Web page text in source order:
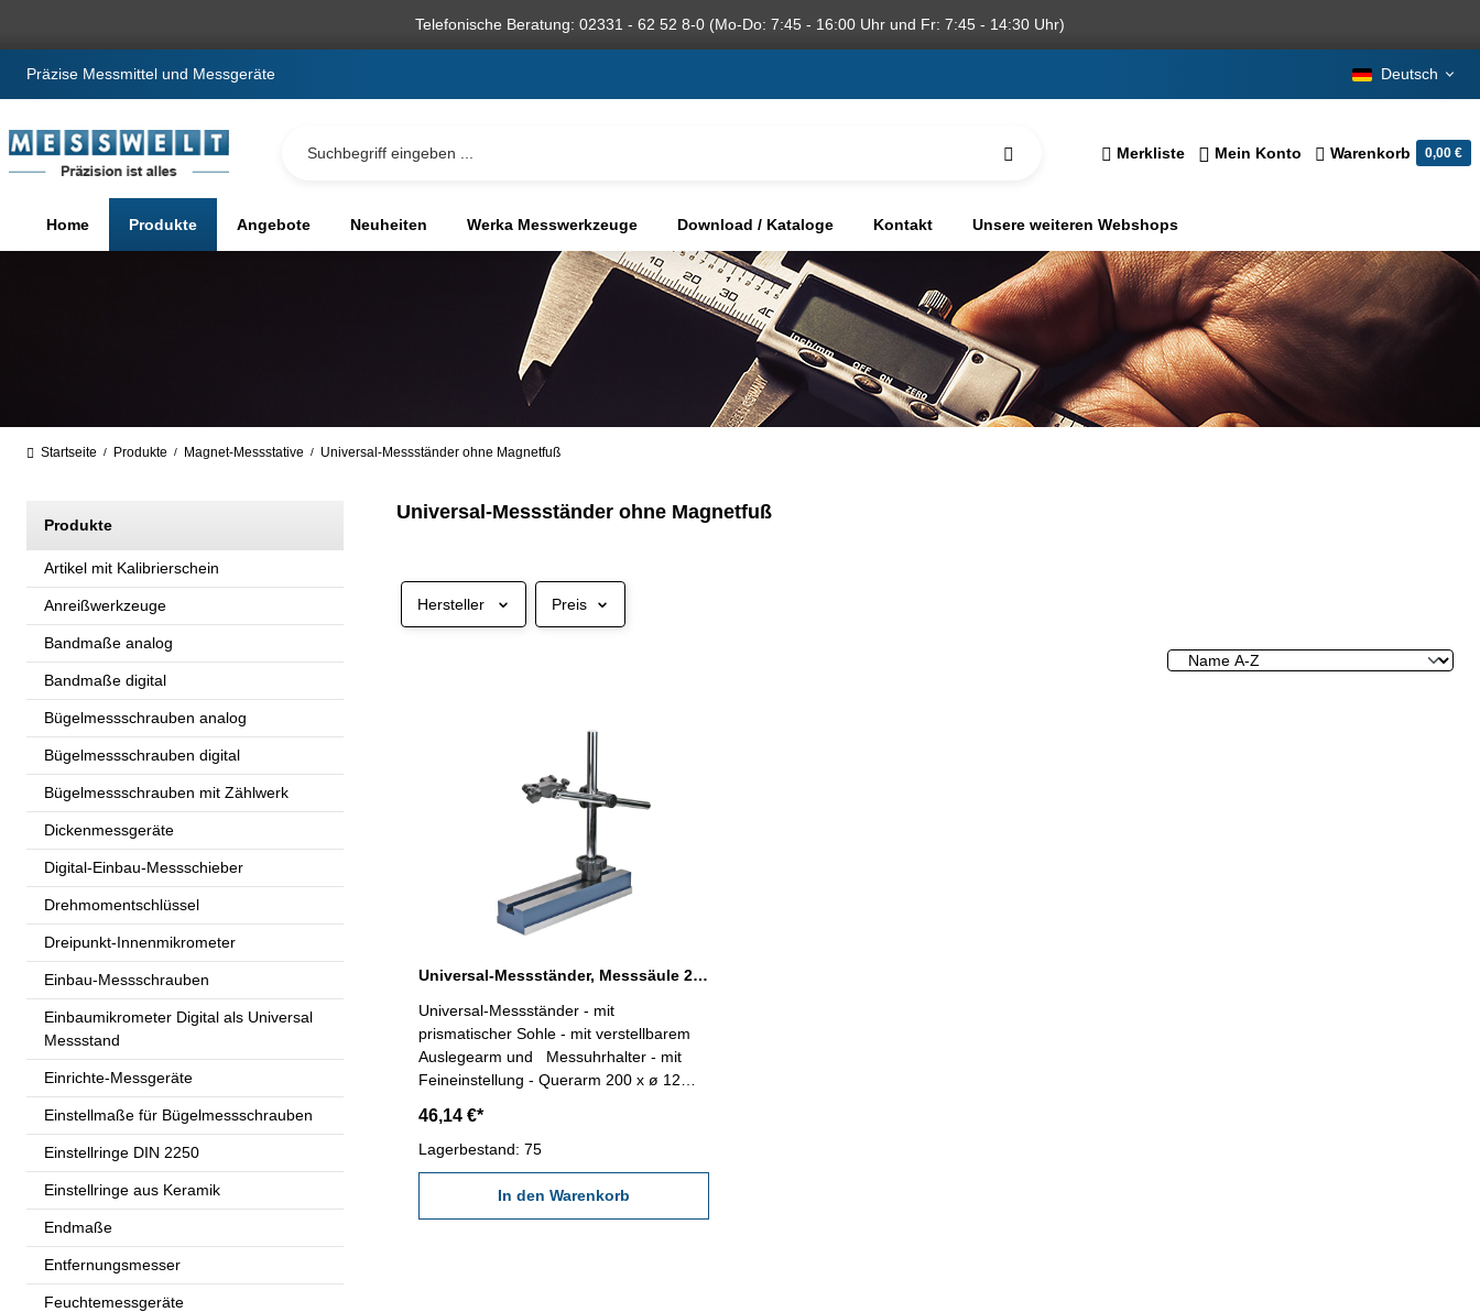
Telefonische Beratung: 02331 - 62 52 8-0 (Mo-Do: 7:45 - 16:00 Uhr und Fr: 7:45 - 14:30 Uhr)
Präzise Messmittel und Messgeräte Deutsch
Merkliste Mein Konto Warenkorb 0,00 €
Home Produkte Angebote Neuheiten Werka Messwerkzeuge Download / Kataloge Kontakt Unsere weiteren Webshops
Startseite / Produkte / Magnet-Messstative / Universal-Messständer ohne Magnetfuß
Produkte
Artikel mit Kalibrierschein
Anreißwerkzeuge
Bandmaße analog
Bandmaße digital
Bügelmessschrauben analog
Bügelmessschrauben digital
Bügelmessschrauben mit Zählwerk
Dickenmessgeräte
Digital-Einbau-Messschieber
Drehmomentschlüssel
Dreipunkt-Innenmikrometer
Einbau-Messschrauben
Einbaumikrometer Digital als Universal
Messstand
Einrichte-Messgeräte
Einstellmaße für Bügelmessschrauben
Einstellringe DIN 2250
Einstellringe aus Keramik
Endmaße
Entfernungsmesser
Feuchtemessgeräte
Universal-Messständer ohne Magnetfuß
Hersteller Preis
Universal-Messständer, Messsäule 215 x Ø 14 mm
Universal-Messständer - mit
prismatischer Sohle - mit verstellbarem
Auslegearm und Messuhrhalter - mit
Feineinstellung - Querarm 200 x ø 12
Sohle 220 x 58 x 35 mm
46,14 €*
Lagerbestand: 75
In den Warenkorb